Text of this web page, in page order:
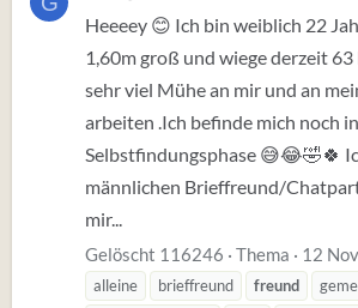
Heeeey 😊 Ich bin weiblich 22
1,60m groß und wiege derzeit
sehr viel Mühe an mir und an
arbeiten .Ich befinde mich noch
Selbstfindungsphase 😅😂🤣🍀
männlichen Brieffreund/
mir...
Gelöscht 116246 Thema 12
alleine brieffreund freund